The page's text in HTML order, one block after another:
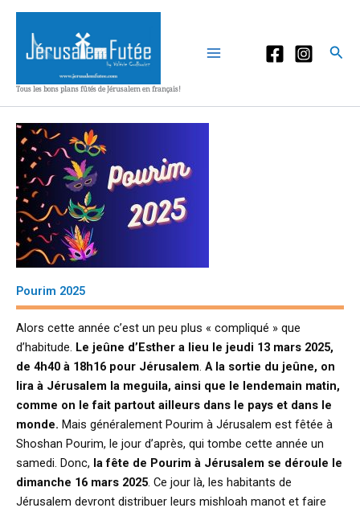
Aller
contenu
Tous les bons plans fûtés de Jérusalem en français!
Pourim 2025
Alors cette année c’est un peu plus « compliqué » que
d’habitude. Le jeûne d’Esther a lieu le jeudi 13 mars 2025,
de 4h40 à 18h16 pour Jérusalem A la sortie du jeûne, on
lira à Jérusalem la meguila, ainsi que le lendemain matin,
comme on le fait partout ailleurs dans le pays et dans le
monde. Mais généralement Pourim à Jérusalem est fêtée à
Shoshan Pourim, le jour d’après, qui tombe cette année un
samedi. Donc, la fête de Pourim à Jérusalem se déroule le
dimanche 16 mars 2025 . Ce jour là, les habitants de
Jérusalem devront distribuer leurs mishloah manot et faire